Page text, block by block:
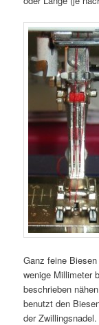
Ganz feine
wenige Millimeter
beschrieben
benutzt den
der Zwillingsnadel.